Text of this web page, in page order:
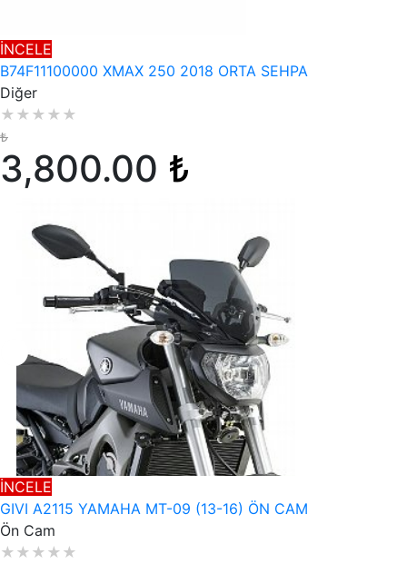
İNCELE
B74F11100000 XMAX 250 2018 ORTA SEHPA
Diğer
★ ★ ★ ★ ★
₺
3,800.00 ₺
İNCELE
GIVI A2115 YAMAHA MT-09 (13-16) ÖN CAM
Ön Cam
★ ★ ★ ★ ★